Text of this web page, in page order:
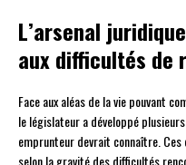
L’arsenal
aux difficultés de
Face aux aléas de la vie pouvant
le législateur a développé plusieurs
emprunteur devrait connaître.